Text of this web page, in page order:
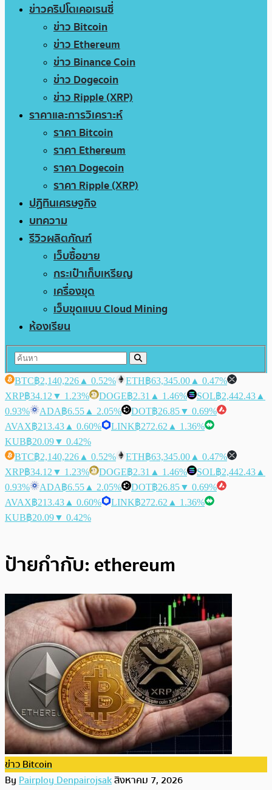
ข่าวคริปโตเคอเรนซี่
ข่าว Bitcoin
ข่าว Ethereum
ข่าว Binance Coin
ข่าว Dogecoin
ข่าว Ripple (XRP)
ราคาและการวิเคราะห์
ราคา Bitcoin
ราคา Ethereum
ราคา Dogecoin
ราคา Ripple (XRP)
ปฏิทินเศรษฐกิจ
บทความ
รีวิวผลิตภัณฑ์
เว็บซื้อขาย
กระเป๋าเก็บเหรียญ
เครื่องขุด
เว็บขุดแบบ Cloud Mining
ห้องเรียน
BTC฿2,140,226 ▲ 0.52% ETH฿63,345.00 ▲ 0.47%
XRP฿34.12 ▼ 1.23% DOGE฿2.31 ▲ 1.46% SOL฿2,442.43 ▲
0.93%
ADA฿6.55 ▲ 2.05% DOT฿26.85▼ 0.69%
AVAX฿213.43 ▲ 0.60% LINK฿272.62 ▲ 1.36%
KUB฿20.09▼ 0.42%
BTC฿2,140,226 ▲ 0.52% ETH฿63,345.00 ▲ 0.47%
XRP฿34.12 ▼ 1.23% DOGE฿2.31 ▲ 1.46% SOL฿2,442.43 ▲
0.93%
ADA฿6.55 ▲ 2.05% DOT฿26.85▼ 0.69%
AVAX฿213.43 ▲ 0.60% LINK฿272.62 ▲ 1.36%
KUB฿20.09▼ 0.42%
ป้ายกำกับ: ethereum
ข่าว Bitcoin
ByPairploy Denpairojsakสิงหาคม 7, 2026